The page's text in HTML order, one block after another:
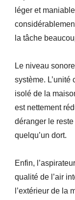
léger et
la tâche
Le niveau
système.
isolé de la
est nettement
déranger le
quelqu’un dort.
Enfin,
qualité de l’air
l’extérieur de la